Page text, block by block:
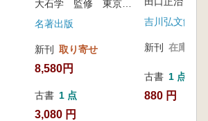
期舞楽図の復古と新たな系譜
絵の復興と舞楽図
興と原在明筆「石清水臨時祭
名著出版
新刊 取り寄せ
8,580円
古書 1 点
3,080 円
吉川弘文館
新刊 在庫なし
古書 1 点
880 円